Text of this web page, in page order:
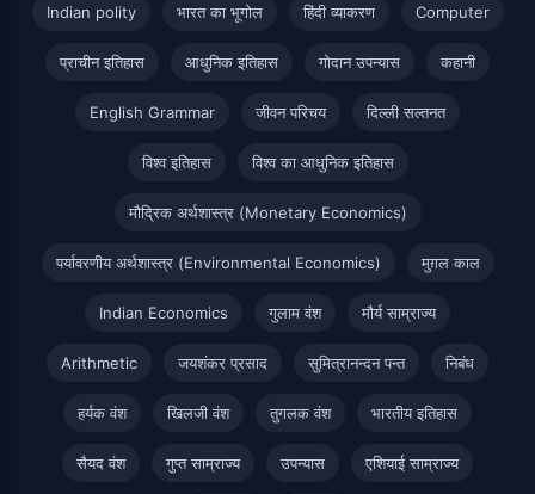
Indian polity भारत का भूगोल हिंदी व्याकरण Computer
प्राचीन इतिहास आधुनिक इतिहास गोदान उपन्यास कहानी
English Grammar जीवन परिचय दिल्ली सल्तनत
विश्व इतिहास विश्व का आधुनिक इतिहास
मौद्रिक अर्थशास्त्र (Monetary Economics)
पर्यावरणीय अर्थशास्त्र (Environmental Economics) मुग़ल काल
Indian Economics गुलाम वंश मौर्य साम्राज्य
Arithmetic जयशंकर प्रसाद सुमित्रानन्दन पन्त निबंध
हर्यक वंश खिलजी वंश तुगलक वंश भारतीय इतिहास
सैयद वंश गुप्त साम्राज्य उपन्यास एशियाई साम्राज्य